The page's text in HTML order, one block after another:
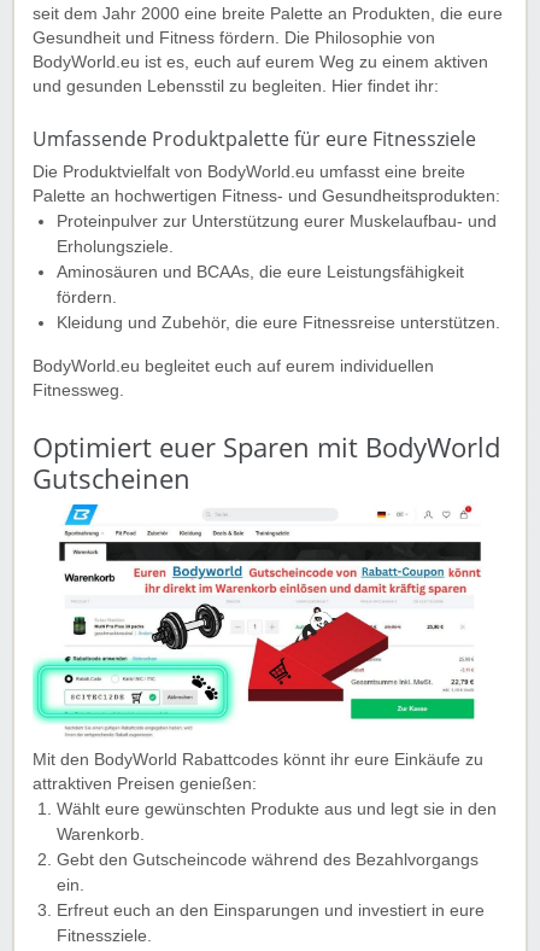
seit dem Jahr 2000 eine breite Palette an Produkten, die eure
Gesundheit und Fitness fördern. Die Philosophie von
BodyWorld.eu ist es, euch auf eurem Weg zu einem aktiven
und gesunden Lebensstil zu begleiten. Hier findet ihr:
Umfassende Produktpalette für eure Fitnessziele
Die Produktvielfalt von BodyWorld.eu umfasst eine breite
Palette an hochwertigen Fitness- und Gesundheitsprodukten:
Proteinpulver zur Unterstützung eurer Muskelaufbau- und
Erholungsziele.
Aminosäuren und BCAAs, die eure Leistungsfähigkeit
fördern.
Kleidung und Zubehör, die eure Fitnessreise unterstützen.
BodyWorld.eu begleitet euch auf eurem individuellen
Fitnessweg.
Optimiert euer Sparen mit BodyWorld
Gutscheinen
Mit den BodyWorld Rabattcodes könnt ihr eure Einkäufe zu
attraktiven Preisen genießen:
Wählt eure gewünschten Produkte aus und legt sie in den
Warenkorb.
Gebt den Gutscheincode während des Bezahlvorgangs
ein.
Erfreut euch an den Einsparungen und investiert in eure
Fitnessziele.